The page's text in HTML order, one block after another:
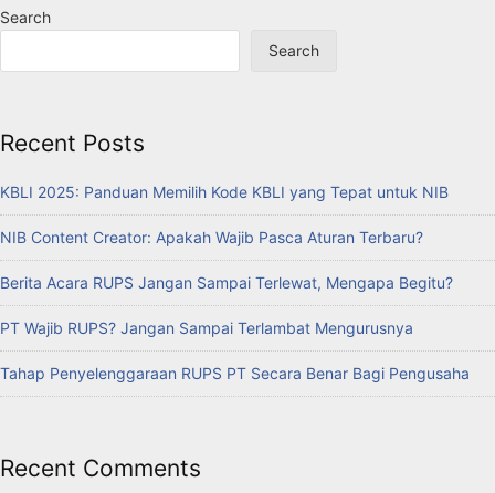
Search
Search
Recent Posts
KBLI 2025: Panduan Memilih Kode KBLI yang Tepat untuk NIB
NIB Content Creator: Apakah Wajib Pasca Aturan Terbaru?
Berita Acara RUPS Jangan Sampai Terlewat, Mengapa Begitu?
PT Wajib RUPS? Jangan Sampai Terlambat Mengurusnya
Tahap Penyelenggaraan RUPS PT Secara Benar Bagi Pengusaha
Recent Comments